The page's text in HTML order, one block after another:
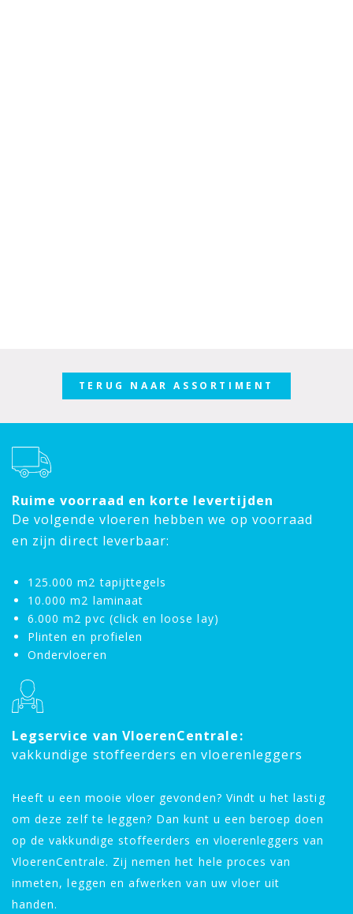
TERUG NAAR ASSORTIMENT
Ruime voorraad en korte levertijden
De volgende vloeren hebben we op voorraad
en zijn direct leverbaar:
125.000 m2 tapijttegels
10.000 m2 laminaat
6.000 m2 pvc (click en loose lay)
Plinten en profielen
Ondervloeren
Legservice van VloerenCentrale:
vakkundige stoffeerders en vloerenleggers
Heeft u een mooie vloer gevonden? Vindt u het lastig
om deze zelf te leggen? Dan kunt u een beroep doen
op de vakkundige stoffeerders en vloerenleggers van
VloerenCentrale. Zij nemen het hele proces van
inmeten, leggen en afwerken van uw vloer uit
handen.